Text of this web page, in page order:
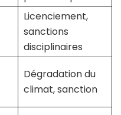
Licenciement,
sanctions
disciplinaires
Dégradation du
climat, sanction